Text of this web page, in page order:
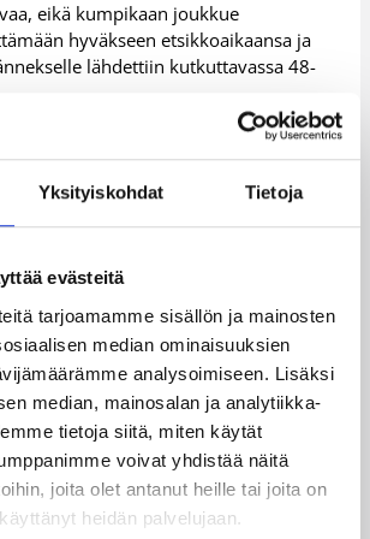
Yksityiskohdat Tietoja
evästeitä
tarjoamamme sisällön ja mainosten
median ominaisuuksien
analysoimiseen. Lisäksi
median, mainosalan ja analytiikka-
tietoja siitä, miten käytät
voivat yhdistää näitä
joita olet antanut heille tai joita on
heidän palvelujaan.
eikä kumpikaan joukkue
hyväkseen etsikkoaikaansa ja
lähdettiin kutkuttavassa 48-
(25/12) vei EBT:n 61-56 -johtoon
ennen päätössummeria, mutta
(9/11) ja Elena Reshetko (20/8) nostivat